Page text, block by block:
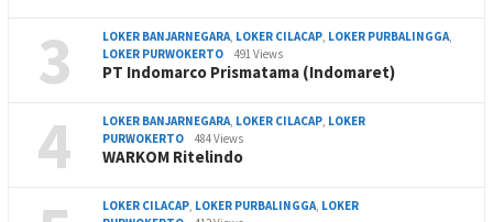
3 LOKER BANJARNEGARA, LOKER CILACAP, LOKER PURBALINGGA,
LOKER PURWOKERTO
491 Views
PT Indomarco Prismatama (Indomaret)
4 LOKER BANJARNEGARA, LOKER CILACAP, LOKER
PURWOKERTO
484 Views
WARKOM Ritelindo
LOKER CILACAP, LOKER PURBALINGGA, LOKER